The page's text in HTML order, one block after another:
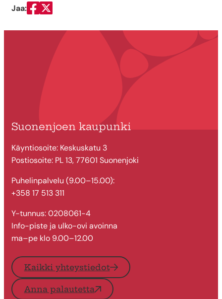
Jaa:
Jaa Facebookissa
Jaa Twitterissä
Suonenjoen kaupunki
Käyntiosoite: Keskuskatu 3
Postiosoite: PL 13, 77601 Suonenjoki
Puhelinpalvelu (9.00–15.00):
+358 17 513 311
Y-tunnus: 0208061-4
Info-piste ja ulko-ovi avoinna
ma–pe klo 9.00–12.00
Kaikki yhteystiedot
Anna palautetta